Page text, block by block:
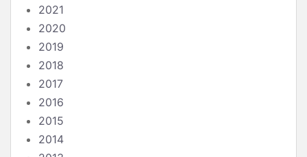
2021
2020
2019
2018
2017
2016
2015
2014